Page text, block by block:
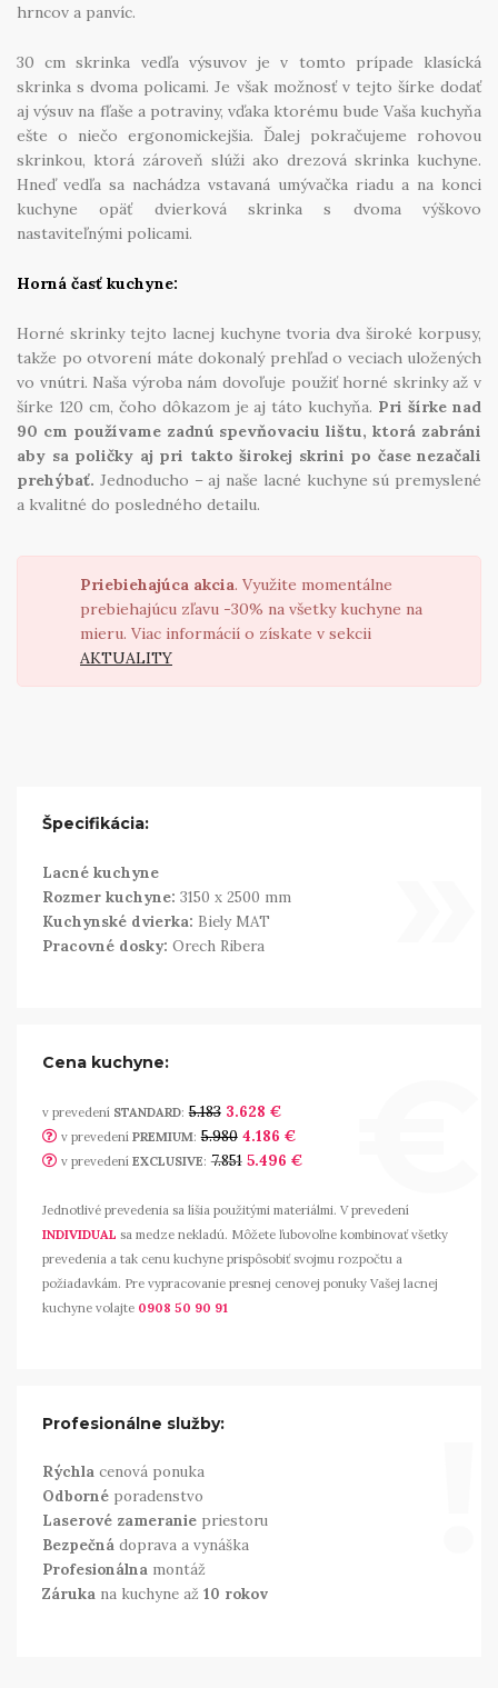
hrncov a panvíc.
30 cm skrinka vedľa výsuvov je v tomto prípade klasícká
skrinka s dvoma policami. Je však možnosť v tejto šírke dodať
aj výsuv na fľaše a potraviny, vďaka ktorému bude Vaša kuchyňa
ešte o niečo ergonomickejšia. Ďalej pokračujeme rohovou
skrinkou, ktorá zároveň slúži ako drezová skrinka kuchyne.
Hneď vedľa sa nachádza vstavaná umývačka riadu a na konci
kuchyne opäť dvierková skrinka s dvoma výškovo
nastaviteľnými policami.
Horná časť kuchyne:
Horné skrinky tejto lacnej kuchyne tvoria dva široké korpusy,
takže po otvorení máte dokonalý prehľad o veciach uložených
vo vnútri. Naša výroba nám dovoľuje použiť horné skrinky až v
šírke 120 cm, čoho dôkazom je aj táto kuchyňa. Pri šírke nad
90 cm používame zadnú spevňovaciu lištu, ktorá zabráni
aby sa poličky aj pri takto širokej skrini po čase nezačali
prehýbať. Jednoducho – aj naše lacné kuchyne sú premyslené
a kvalitné do posledného detailu.
Priebiehajúca akcia. Využite momentálne
prebiehajúcu zľavu -30% na všetky kuchyne na
mieru. Viac informácií o získate v sekcii
AKTUALITY
Špecifikácia:
Lacné kuchyne
Rozmer kuchyne: 3150 x 2500 mm
Kuchynské dvierka: Biely MAT
Pracovné dosky: Orech Ribera
Cena kuchyne:
v prevedení STANDARD: 5.1833.628 €
v prevedení PREMIUM: 5.9804.186 €
v prevedení EXCLUSIVE: 7.8515.496 €
Jednotlivé prevedenia sa líšia použitými materiálmi. V prevedení
INDIVIDUAL sa medze nekladú. Môžete ľubovoľne kombinovať všetky
prevedenia a tak cenu kuchyne prispôsobiť svojmu rozpočtu a
požiadavkám. Pre vypracovanie presnej cenovej ponuky Vašej lacnej
kuchyne volajte 0908 50 90 91
Profesionálne služby:
Rýchlacenová ponuka
Odbornéporadenstvo
Laserové zameraniepriestoru
Bezpečnádoprava a vynáška
Profesionálnamontáž
Zárukana kuchyne až 10 rokov